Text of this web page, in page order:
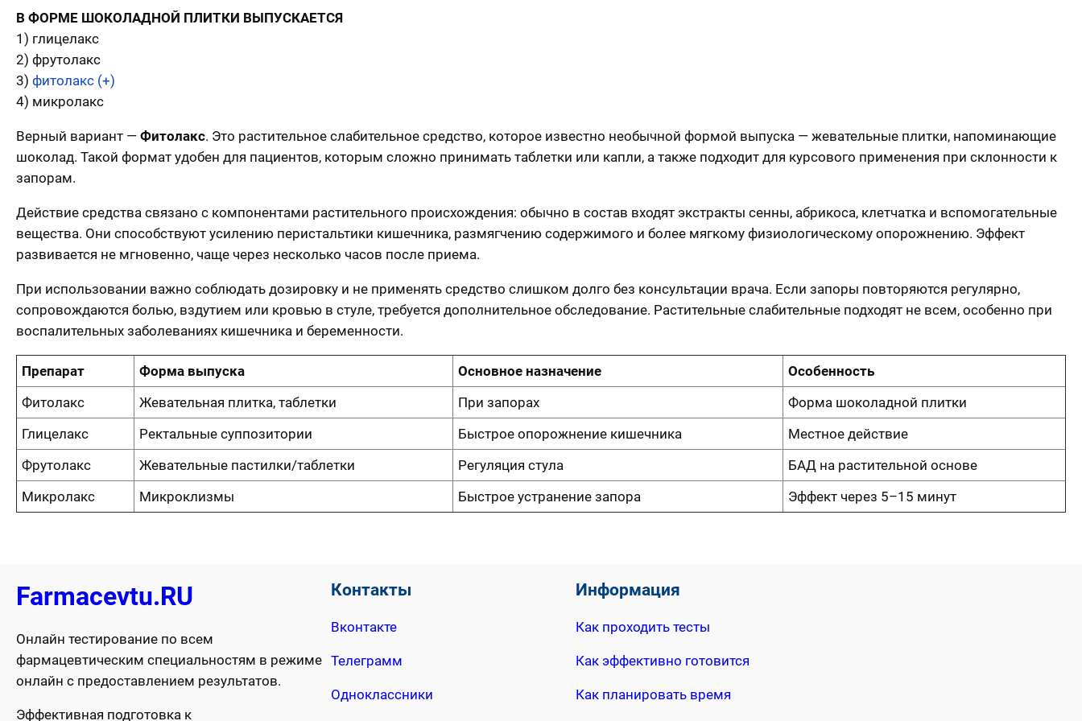
В ФОРМЕ ШОКОЛАДНОЙ ПЛИТКИ ВЫПУСКАЕТСЯ
1) глицелакс
2) фрутолакс
3) фитолакс (+)
4) микролакс
Верный вариант — Фитолакс. Это растительное слабительное средство, которое известно необычной формой выпуска — жевательные плитки, напоминающие
шоколад. Такой формат удобен для пациентов, которым сложно принимать таблетки или капли, а также подходит для курсового применения при склонности к
запорам.
Действие средства связано с компонентами растительного происхождения: обычно в состав входят экстракты сенны, абрикоса, клетчатка и вспомогательные
вещества. Они способствуют усилению перистальтики кишечника, размягчению содержимого и более мягкому физиологическому опорожнению. Эффект
развивается не мгновенно, чаще через несколько часов после приема.
При использовании важно соблюдать дозировку и не применять средство слишком долго без консультации врача. Если запоры повторяются регулярно,
сопровождаются болью, вздутием или кровью в стуле, требуется дополнительное обследование. Растительные слабительные подходят не всем, особенно при
воспалительных заболеваниях кишечника и беременности.
Препарат Форма выпуска Основное назначение
Особенность
Фитолакс
Жевательная плитка, таблетки При запорах
Форма шоколадной плитки
Глицелакс
Ректальные суппозитории Быстрое опорожнение кишечника
Местное действие
Фрутолакс
Жевательные пастилки/таблетки Регуляция стула
БАД на растительной основе
Микролакс
Микроклизмы Быстрое устранение запора Эффект через 5–15 минут
Farmacevtu.RU
Онлайн тестирование по всем
фармацевтическим специальностям в режиме
онлайн с предоставлением результатов.
Эффективная подготовка к
Контакты
Вконтакте
Телеграмм
Одноклассники
Информация
Как проходить тесты
Как эффективно готовится
Как планировать время